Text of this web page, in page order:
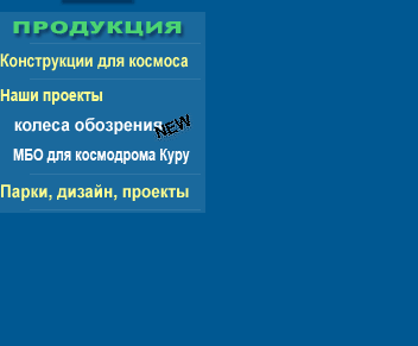
- АМЕРИКА - АЗИЯ - АФРИКА